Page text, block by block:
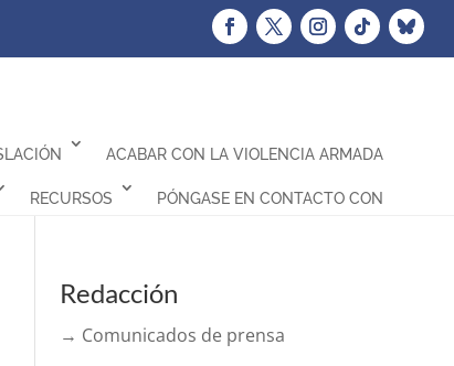
ACABAR CON LA VIOLENCIA ARMADA
RECURSOS PÓNGASE EN CONTACTO CON
Redacción
→ Comunicados de prensa